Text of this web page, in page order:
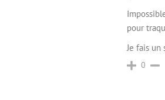
pour
Je fais un
0